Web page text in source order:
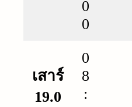
0
0
เสาร์
19.0
0
8
: